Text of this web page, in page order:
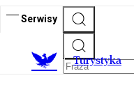
Serwisy
Turystyka